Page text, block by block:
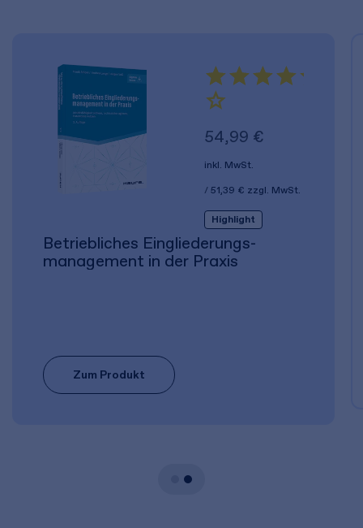
54,99 €
inkl. MwSt.
51,39 € zzgl. MwSt.
Highlight
Betriebliches Eingliederungs­
management in der Praxis
Zum Produkt